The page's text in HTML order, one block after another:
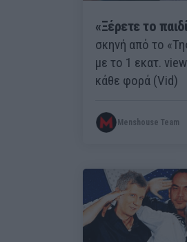
«Ξέρετε το
σκηνή από το
με το 1 εκατ.
κάθε φορά (Vid)
Menshouse Team